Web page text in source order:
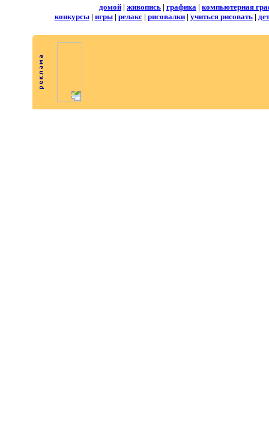
домой | живопись | графика | компьютерная
конкурсы| игры| релакс| рисовалки| учиться рисовать|